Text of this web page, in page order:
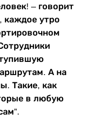
– говорит
каждое утро
А на
Такие, как
в любую